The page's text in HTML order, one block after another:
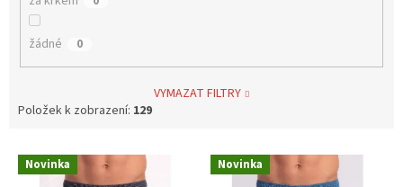
žádné 0
VYMAZAT FILTRY
Položek k zobrazení: 129
V Novinka Novinka